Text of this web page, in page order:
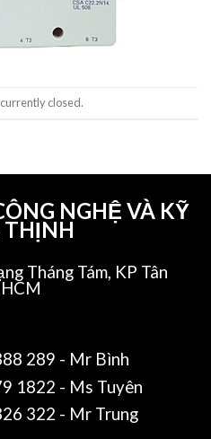
closed.
NGHỆ VÀ KỸ
Tháng Tám, KP Tân
289 - Mr Bình
1822 - Ms Tuyên
322 - Mr Trung